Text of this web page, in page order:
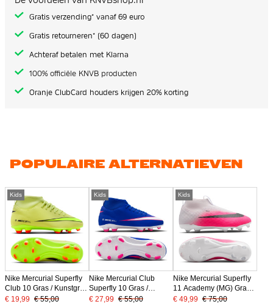
Gratis verzending* vanaf 69 euro
Gratis retourneren* (60 dagen)
Achteraf betalen met Klarna
100% officiële KNVB producten
Oranje ClubCard houders krijgen 20% korting
POPULAIRE ALTERNATIEVEN
Kids
Nike Mercurial Superfly
Club 10 Gras / Kunstgras
Voetbalschoenen (MG)
€ 19,99 € 55,00
Kids
Nike Mercurial Club
Superfly 10 Gras /
Kunstgras
€ 27,99 € 55,00
Kids
Nike Mercurial Superfly
11 Academy (MG) Gras /
Kunstgras
€ 49,99 € 75,00